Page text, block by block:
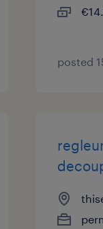
posted